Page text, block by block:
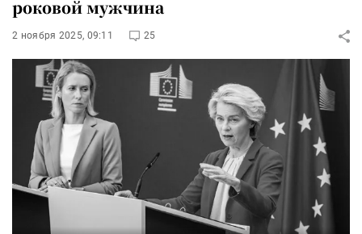
роковой мужчина
2 ноября 2025, 09:11 25